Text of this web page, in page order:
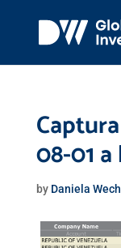
08-01 a
by Daniela